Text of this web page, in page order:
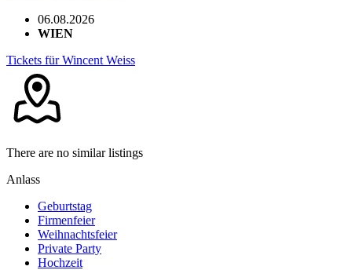
06.08.2026
WIEN
Tickets für Wincent Weiss
There are no similar listings
Anlass
Geburtstag
Firmenfeier
Weihnachtsfeier
Private Party
Hochzeit